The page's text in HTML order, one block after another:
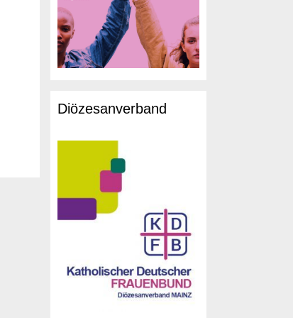
Diözesanverband